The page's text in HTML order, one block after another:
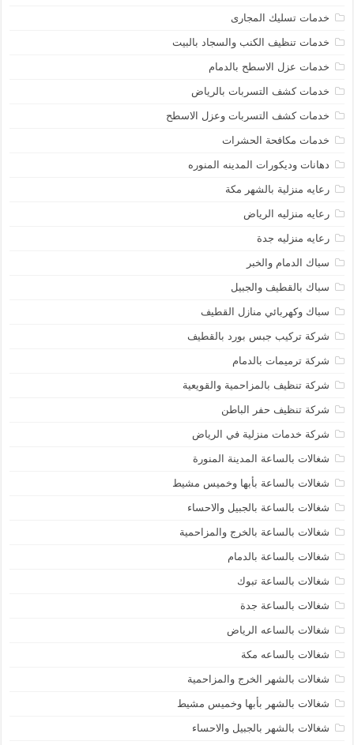
خدمات تسليك المجارى
خدمات تنظيف الكنب والسجاد بالبيت
خدمات عزل الاسطح بالدمام
خدمات كشف التسربات بالرياض
خدمات كشف التسربات وعزل الاسطح
خدمات مكافحة الحشرات
دهانات وديكورات المدينه المنوره
رعايه منزلية بالشهر مكة
رعايه منزليه الرياض
رعايه منزليه جدة
سباك الدمام والخبر
سباك بالقطيف والجبيل
سباك وكهربائي منازل القطيف
شركة تركيب جبس بورد بالقطيف
شركة ترميمات بالدمام
شركة تنظيف بالمزاحمية والقويعية
شركة تنظيف حفر الباطن
شركة خدمات منزلية في الرياض
شغالات بالساعة المدينة المنورة
شغالات بالساعة بأبها وخميس مشيط
شغالات بالساعة بالجبيل والاحساء
شغالات بالساعة بالخرج والمزاحمية
شغالات بالساعة بالدمام
شغالات بالساعة تبوك
شغالات بالساعة جدة
شغالات بالساعه الرياض
شغالات بالساعه مكة
شغالات بالشهر الخرج والمزاحمية
شغالات بالشهر بأبها وخميس مشيط
شغالات بالشهر بالجبيل والاحساء